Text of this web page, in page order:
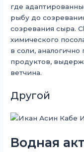
где
рыбу до
созревания сыра.
химического
в соли,
продуктов,
ветчина.
Другой
Водная